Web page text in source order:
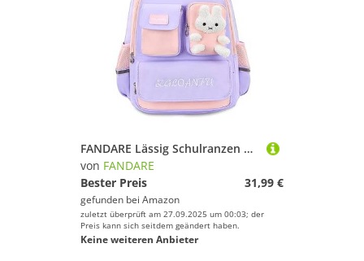
FANDARE Lässig Schulranzen Kinderrucksack Kindergartenrucksack Schulrucksack Schultaschen Daypack Schultasche mit Reflexstreifen für die Klassen 4-6 Junge Mädchen Schüler Reise Schultasche Lila
von FANDARE
Bester Preis
31,99 €
gefunden bei Amazon
zuletzt überprüft am 27.09.2025 um 00:03; der
Preis kann sich seitdem geändert haben.
Keine weiteren Anbieter